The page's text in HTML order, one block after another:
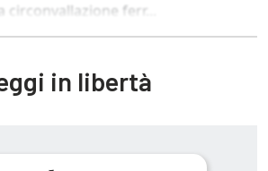
ferr...
in libertà